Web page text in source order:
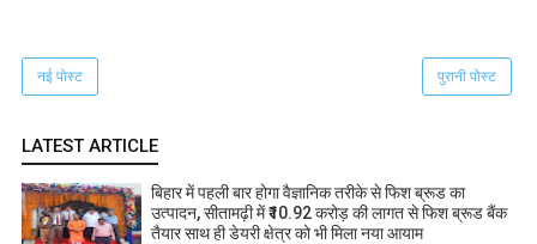
नई पोस्ट पुरानी पोस्ट
LATEST ARTICLE
बिहार में पहली बार होगा वैज्ञानिक तरीके से फिश ब्रूड का
उत्पादन, सीतामढ़ी में ₹10.92 करोड़ की लागत से फिश ब्रूड बैंक
तैयार साथ ही डेयरी क्षेत्र को भी मिला नया आयाम